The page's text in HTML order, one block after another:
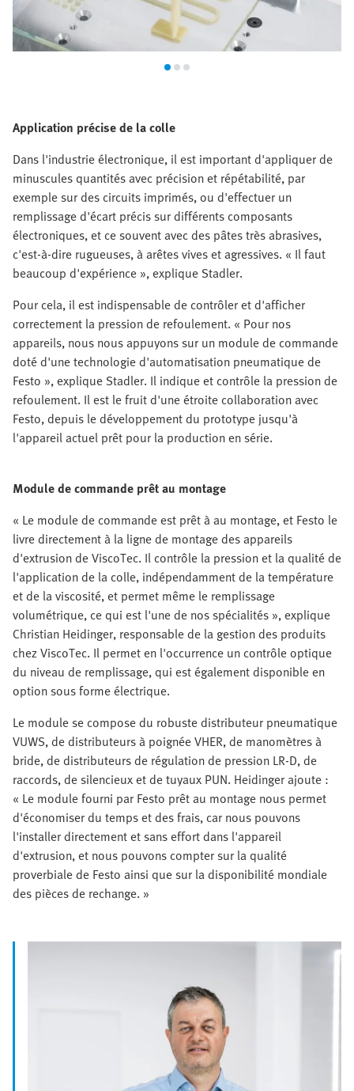
Application précise de la colle
Dans l'industrie électronique, il est important d'appliquer de
minuscules quantités avec précision et répétabilité, par
exemple sur des circuits imprimés, ou d'effectuer un
remplissage d'écart précis sur différents composants
électroniques, et ce souvent avec des pâtes très abrasives,
c'est-à-dire rugueuses, à arêtes vives et agressives. « Il faut
beaucoup d'expérience », explique Stadler.
Pour cela, il est indispensable de contrôler et d'afficher
correctement la pression de refoulement. « Pour nos
appareils, nous nous appuyons sur un module de commande
doté d'une technologie d'automatisation pneumatique de
Festo », explique Stadler. Il indique et contrôle la pression de
refoulement. Il est le fruit d'une étroite collaboration avec
Festo, depuis le développement du prototype jusqu'à
l'appareil actuel prêt pour la production en série.
Module de commande prêt au montage
« Le module de commande est prêt à au montage, et Festo le
livre directement à la ligne de montage des appareils
d'extrusion de ViscoTec. Il contrôle la pression et la qualité de
l'application de la colle, indépendamment de la température
et de la viscosité, et permet même le remplissage
volumétrique, ce qui est l'une de nos spécialités », explique
Christian Heidinger, responsable de la gestion des produits
chez ViscoTec. Il permet en l'occurrence un contrôle optique
du niveau de remplissage, qui est également disponible en
option sous forme électrique.
Le module se compose du robuste distributeur pneumatique
VUWS, de distributeurs à poignée VHER, de manomètres à
bride, de distributeurs de régulation de pression LR-D, de
raccords, de silencieux et de tuyaux PUN. Heidinger ajoute :
« Le module fourni par Festo prêt au montage nous permet
d'économiser du temps et des frais, car nous pouvons
l'installer directement et sans effort dans l'appareil
d'extrusion, et nous pouvons compter sur la qualité
proverbiale de Festo ainsi que sur la disponibilité mondiale
des pièces de rechange. »